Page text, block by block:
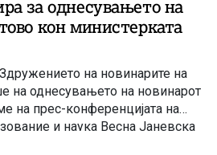
за однесувањето на
кон министерката
на новинарите на
на однесувањето на новинарот
на прес-конференцијата на
и наука Весна Јаневска
дека правото на